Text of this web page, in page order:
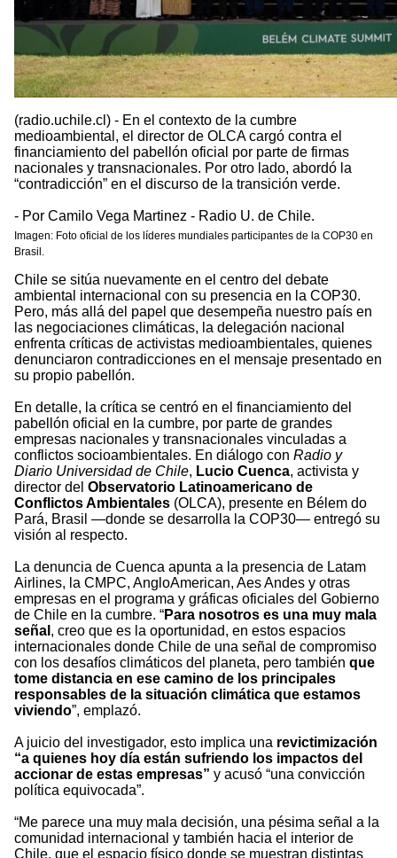
(radio.uchile.cl) - En el contexto de la cumbre
medioambiental, el director de OLCA cargó contra el
financiamiento del pabellón oficial por parte de firmas
nacionales y transnacionales. Por otro lado, abordó la
“contradicción” en el discurso de la transición verde.
- Por Camilo Vega Martinez - Radio U. de Chile.
Imagen: Foto oficial de los líderes mundiales participantes de la COP30 en
Brasil.
Chile se sitúa nuevamente en el centro del debate
ambiental internacional con su presencia en la COP30.
Pero, más allá del papel que desempeña nuestro país en
las negociaciones climáticas, la delegación nacional
enfrenta críticas de activistas medioambientales, quienes
denunciaron contradicciones en el mensaje presentado en
su propio pabellón.
En detalle, la crítica se centró en el financiamiento del
pabellón oficial en la cumbre, por parte de grandes
empresas nacionales y transnacionales vinculadas a
conflictos socioambientales. En diálogo con Radio y
Diario Universidad de Chile, Lucio Cuenca, activista y
director del Observatorio Latinoamericano de
Conflictos Ambientales (OLCA), presente en Bélem do
Pará, Brasil —donde se desarrolla la COP30— entregó su
visión al respecto.
La denuncia de Cuenca apunta a la presencia de Latam
Airlines, la CMPC, AngloAmerican, Aes Andes y otras
empresas en el programa y gráficas oficiales del Gobierno
de Chile en la cumbre. “Para nosotros es una muy mala
señal , creo que es la oportunidad, en estos espacios
internacionales donde Chile de una señal de compromiso
con los desafíos climáticos del planeta, pero también que
tome distancia en ese camino de los principales
responsables de la situación climática que estamos
viviendo”, emplazó.
A juicio del investigador, esto implica una revictimización
“a quienes hoy día están sufriendo los impactos del
accionar de estas empresas” y acusó “una convicción
política equivocada”.
“Me parece una muy mala decisión, una pésima señal a la
comunidad internacional y también hacia el interior de
Chile, que el espacio físico donde se muestran distintas